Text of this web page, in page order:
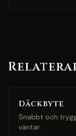
Däckbyte
Snabbt och
väntar.